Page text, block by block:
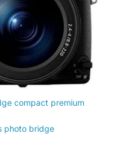
compact premium
photo bridge